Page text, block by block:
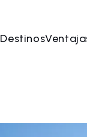
Destinos